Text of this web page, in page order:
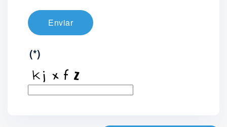
Enviar
(*)